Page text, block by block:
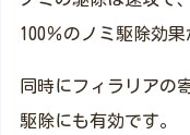
100％のノミ駆除効果
同時にフィラリアの
駆除にも有効です。